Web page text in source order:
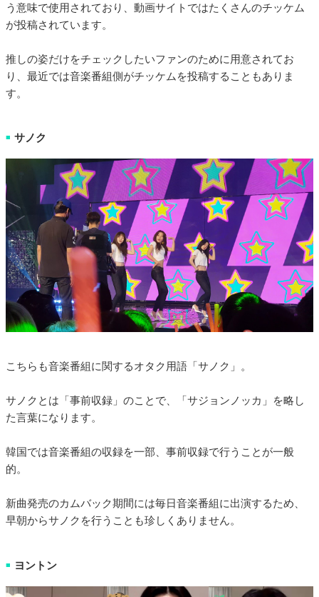
う意味で使用されており、動画サイトではたくさんのチッケム
が投稿されています。
推しの姿だけをチェックしたいファンのために用意されてお
り、最近では音楽番組側がチッケムを投稿することもありま
す。
■ サノク
こちらも音楽番組に関するオタク用語「サノク」。
サノクとは「事前収録」のことで、「サジョンノッカ」を略し
た言葉になります。
韓国では音楽番組の収録を一部、事前収録で行うことが一般
的。
新曲発売のカムバック期間には毎日音楽番組に出演するため、
早朝からサノクを行うことも珍しくありません。
■ ヨントン